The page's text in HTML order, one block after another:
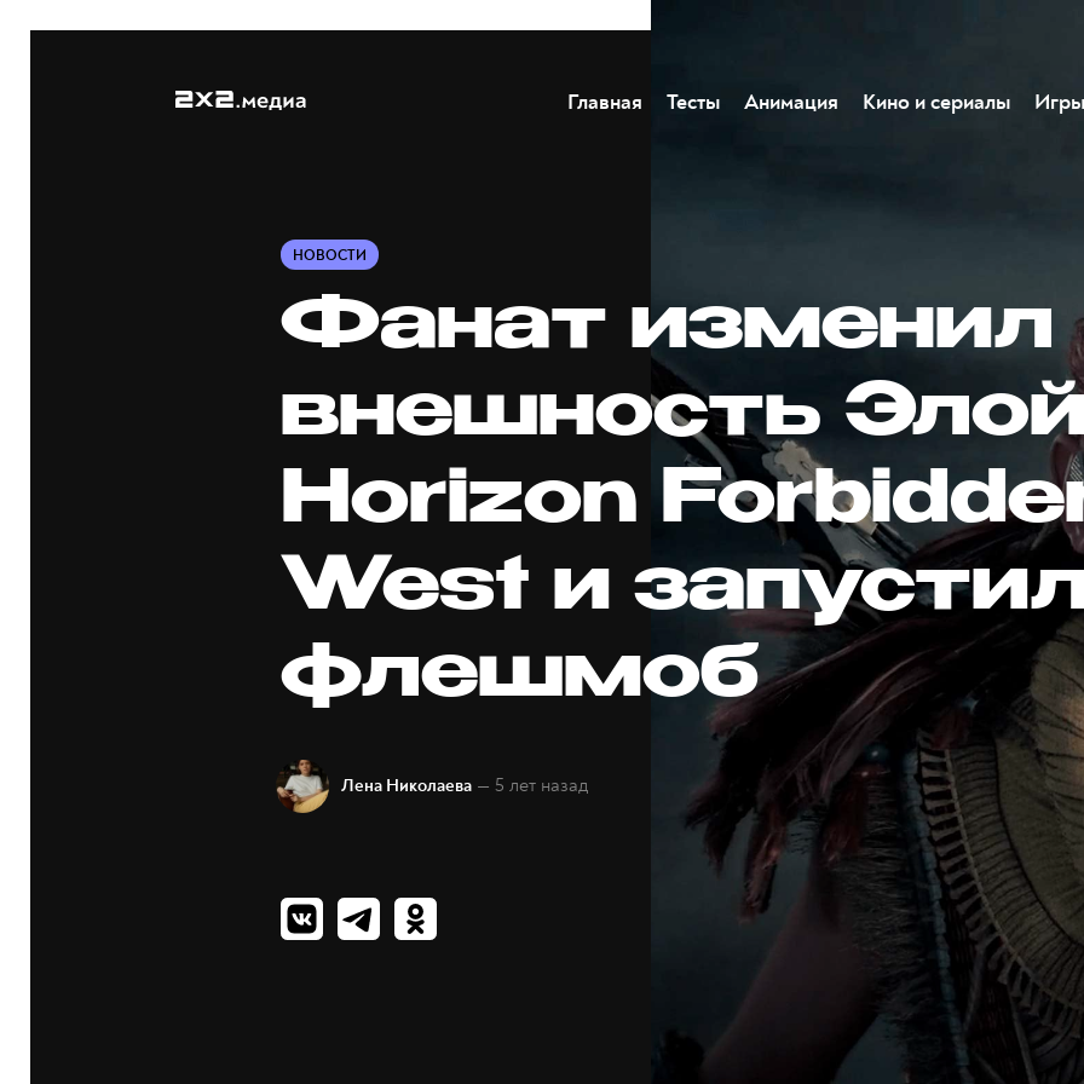
Главная Тесты Анимация Кино и сериалы Игры
НОВОСТИ
Фанат изменил
внешность
Horizon
West и
флешмоб
Лена Николаева — 5 лет назад